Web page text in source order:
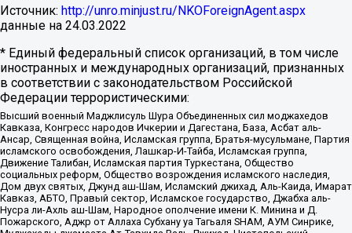
Источник: http://unro.minjust.ru/NKOForeignAgent.aspx
данные на 24.03.2022
* Единый федеральный список организаций, в том числе
иностранных и международных организаций, признанных
в соответствии с законодательством Российской
Федерации террористическими:
Высший военный Маджлисуль Шура Объединенных сил моджахедов
Кавказа, Конгресс народов Ичкерии и Дагестана, База, Асбат аль-
Ансар, Священная война, Исламская группа, Братья-мусульмане, Партия
исламского освобождения, Лашкар-И-Тайба, Исламская группа,
Движение Талибан, Исламская партия Туркестана, Общество
социальных реформ, Общество возрождения исламского наследия,
Дом двух святых, Джунд аш-Шам, Исламский джихад, Аль-Каида, Имарат
Кавказ, АБТО, Правый сектор, Исламское государство, Джабха аль-
Нусра ли-Ахль аш-Шам, Народное ополчение имени К. Минина и Д.
Пожарского, Аджр от Аллаха Субхану уа Тагьаля SHAM, АУМ Синрике,